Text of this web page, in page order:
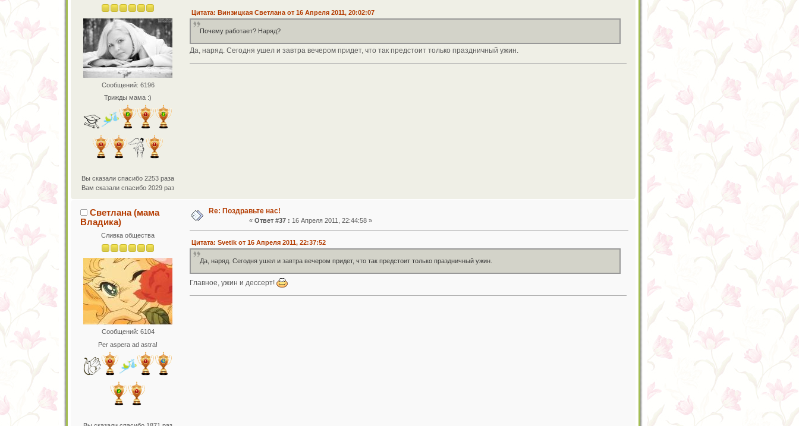
Сообщений: 6196
Трижды мама :)
Вы сказали спасибо 2253 раза
Вам сказали спасибо 2029 раз
Цитата: Винзицкая Светлана от 16 Апреля 2011, 20:02:07
Почему работает? Наряд?
Да, наряд. Сегодня ушел и завтра вечером придет, что так предстоит только праздничный ужин.
Светлана (мама
Владика)
Сливка общества
Сообщений: 6104
Per aspera ad astra!
Re: Поздравьте нас!
« Ответ #37 : 16 Апреля 2011, 22:44:58 »
Цитата: Svetik от 16 Апреля 2011, 22:37:52
Да, наряд. Сегодня ушел и завтра вечером придет, что так предстоит только праздничный ужин.
Главное, ужин и дессерт!